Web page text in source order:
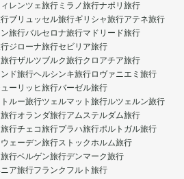
レンツェ旅行 ミラノ旅行ナポリ旅行
ブリュッセル旅行ギリシャ旅行アテネ旅行
旅行バルセロナ旅行マドリード旅行
ジローナ旅行セビリア旅行
行ザルツブルク旅行クロアチア旅行
ド旅行ヘルシンキ旅行ロヴァニエミ旅行
ーリッヒ旅行バーゼル旅行
ルー旅行ツェルマット旅行ルツェルン旅行
行オランダ旅行アムステルダム旅行
行チェコ旅行プラハ旅行ポルトガル旅行
ェーデン旅行ストックホルム旅行
行ベルゲン旅行デンマーク旅行
ア旅行フランクフルト旅行